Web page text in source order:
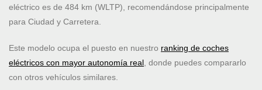
eléctrico es de 484 km (WLTP), recomendándose principalmente
para Ciudad y Carretera.
Este modelo ocupa el puesto en nuestro ranking de coches
eléctricos con mayor autonomía real , donde puedes compararlo
con otros vehículos similares.